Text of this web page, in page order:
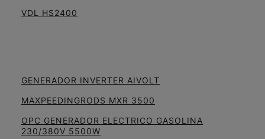
VDL HS2400
GENERADOR INVERTER AIVOLT
MAXPEEDINGRODS MXR 3500
OPC GENERADOR ELECTRICO GASOLINA
230/380V 5500W